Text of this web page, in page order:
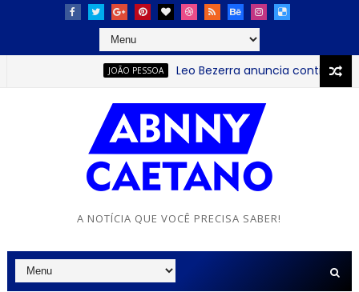
JOÃO PESSOA Leo Bezerra anuncia continuação da
A NOTÍCIA QUE VOCÊ PRECISA SABER!